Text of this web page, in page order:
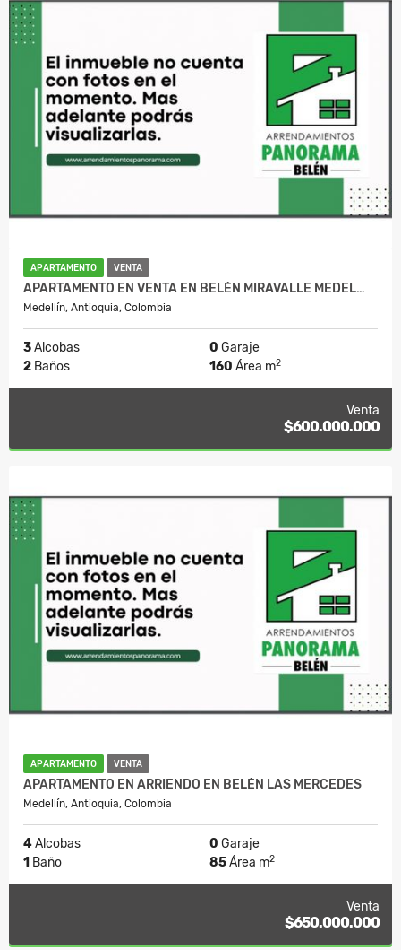
APARTAMENTO VENTA
APARTAMENTO EN VENTA EN BELÉN MIRAVALLE MEDEL…
Medellín, Antioquia, Colombia
3Alcobas 0 Garaje
2 Baños 160 Área m2
Venta
$600.000.000
APARTAMENTO VENTA
APARTAMENTO EN ARRIENDO EN BELÉN LAS MERCEDES
Medellín, Antioquia, Colombia
4Alcobas 0 Garaje
1 Baño 85Área m2
Venta
$650.000.000